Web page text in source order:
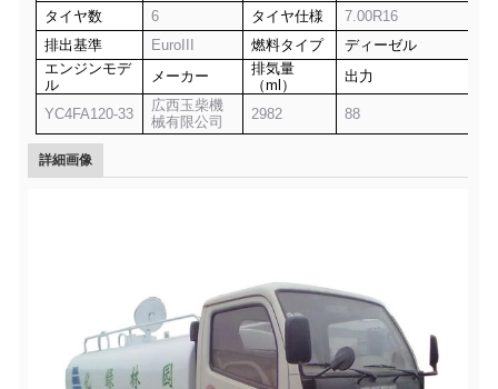
タイヤ数
6 タイヤ仕様
7.00R16
排出基準
EuroIII 燃料タイプ
ディーゼル
エンジンモデ
ル
メーカー
排気量
（ml）
出力
YC4FA120-33
広西玉柴機
械有限公司
2982 88
詳細画像